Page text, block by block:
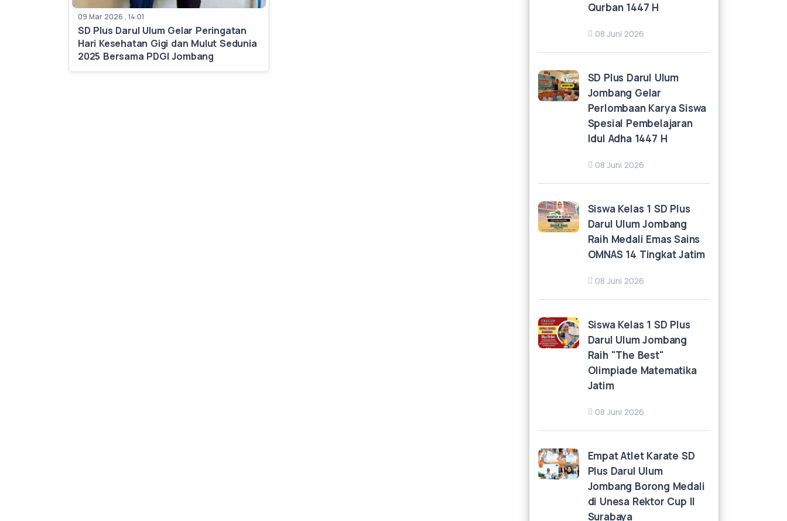
09 Mar 2026 , 14:01
SD Plus Darul Ulum Gelar Peringatan
Hari Kesehatan Gigi dan Mulut Sedunia
2025 Bersama PDGI Jombang
Qurban 1447 H
08 Juni 2026
SD Plus Darul Ulum
Jombang Gelar
Perlombaan Karya Siswa
Spesial Pembelajaran
Idul Adha 1447 H
08 Juni 2026
Siswa Kelas 1 SD Plus
Darul Ulum Jombang
Raih Medali Emas Sains
OMNAS 14 Tingkat Jatim
08 Juni 2026
Siswa Kelas 1 SD Plus
Darul Ulum Jombang
Raih "The Best"
Olimpiade Matematika
Jatim
08 Juni 2026
Empat Atlet Karate SD
Plus Darul Ulum
Jombang Borong Medali
di Unesa Rektor Cup II
Surabaya